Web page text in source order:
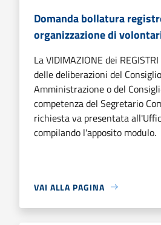
Domanda bollatura
organizzazione di
La VIDIMAZIONE dei
delle deliberazioni del
Amministrazione o del
competenza del Segretario
richiesta va presentata
compilando l'apposito modulo.
VAI ALLA PAGINA